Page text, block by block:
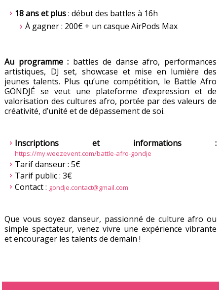
18 ans et plus: début des battles à 16h
À gagner : 200€ + un casque AirPods Max
Au programme : battles de danse afro, performances
artistiques, DJ set, showcase et mise en lumière des
jeunes talents. Plus qu’une compétition, le Battle Afro
GÖNDJÉ se veut une plateforme d’expression et de
valorisation des cultures afro, portée par des valeurs de
créativité, d’unité et de dépassement de soi.
Inscriptions et informations :
https://my.weezevent.com/battle-afro-gondje
Tarif danseur : 5€
Tarif public : 3€
Contact : gondje.contact@gmail.com
Que vous soyez danseur, passionné de culture afro ou
simple spectateur, venez vivre une expérience vibrante
et encourager les talents de demain !